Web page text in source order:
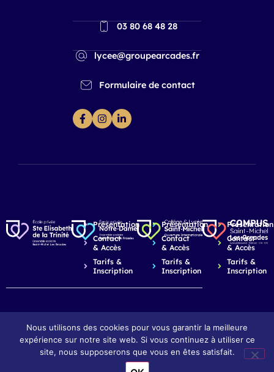
03 80 68 48 28
lycee@groupearcades.fr
Formulaire de contact
Présentation
Contact
& Accès
Tarifs &
Inscription
Présentation
Contact
& Accès
Tarifs &
Inscription
Présentation
Contact
& Accès
Tarifs &
Inscription
© 2026 Saint-Michel Les Arcades - Dijon Mentions légales
Réalisation : Ekole.fr
Nous utilisons des cookies pour vous garantir la meilleure
expérience sur notre site web. Si vous continuez à utiliser ce
site, nous supposerons que vous en êtes satisfait.